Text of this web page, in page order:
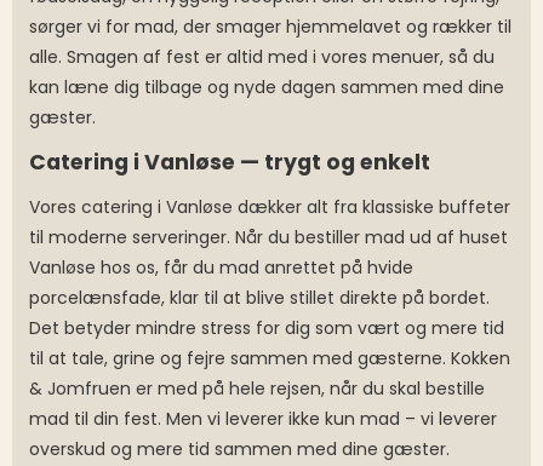
sørger vi for mad, der smager hjemmelavet og rækker til
alle. Smagen af fest er altid med i vores menuer, så du
kan læne dig tilbage og nyde dagen sammen med dine
gæster.
Catering i Vanløse — trygt og enkelt
Vores catering i Vanløse dækker alt fra klassiske buffeter
til moderne serveringer. Når du bestiller mad ud af huset
Vanløse hos os, får du mad anrettet på hvide
porcelænsfade, klar til at blive stillet direkte på bordet.
Det betyder mindre stress for dig som vært og mere tid
til at tale, grine og fejre sammen med gæsterne. Kokken
& Jomfruen er med på hele rejsen, når du skal bestille
mad til din fest. Men vi leverer ikke kun mad – vi leverer
overskud og mere tid sammen med dine gæster.